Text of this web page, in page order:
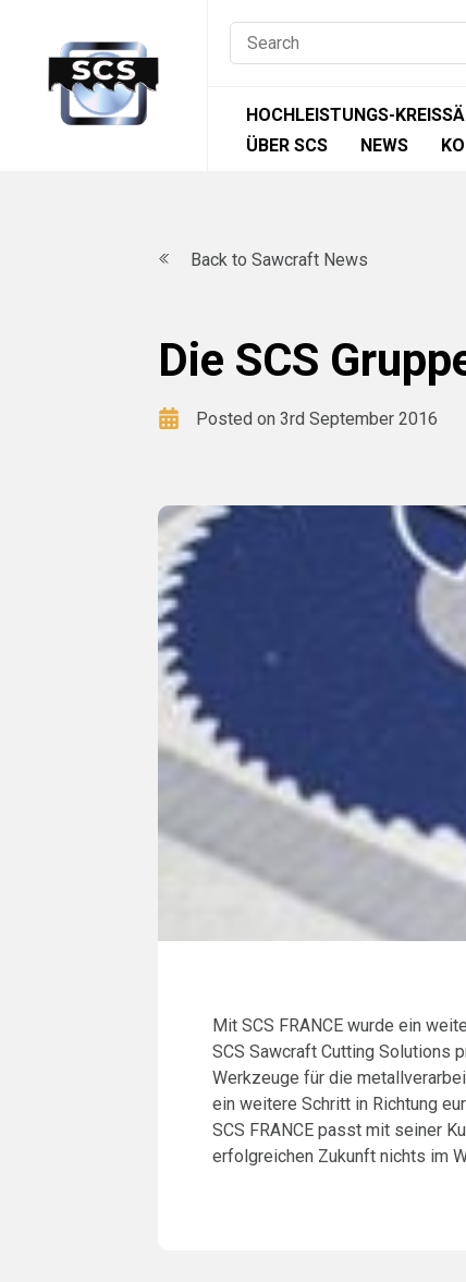
HOCHLEISTUNGS-
ÜBER SCS
NEWS
Back to Sawcraft News
Die SCS
Posted on 3rd September 2016
Mit SCS FRANCE wurde ein
SCS Sawcraft Cutting Solutions
Werkzeuge für die
ein weitere Schritt in Richtung
SCS FRANCE passt mit seiner
erfolgreichen Zukunft nichts im